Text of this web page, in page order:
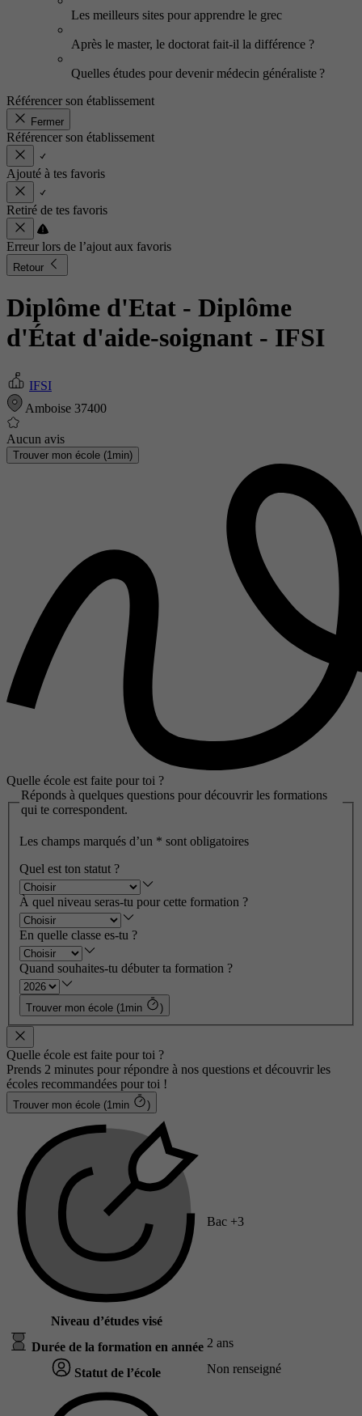
Les meilleurs sites pour apprendre le grec
Après le master, le doctorat fait-il la différence ?
Quelles études pour devenir médecin généraliste ?
Référencer son établissement
Fermer
Référencer son établissement
Ajouté à tes favoris
Retiré de tes favoris
Erreur lors de l’ajout aux favoris
Retour
Diplôme d'Etat - Diplôme
d'État d'aide-soignant - IFSI
IFSI
Amboise 37400
Aucun avis
Trouver mon école (1min)
Quelle école est faite pour toi ?
Réponds à quelques questions pour découvrir les formations
qui te correspondent.
Les champs marqués d’un * sont obligatoires
Quel est ton statut ?
À quel niveau seras-tu pour cette formation ?
En quelle classe es-tu ?
Quand souhaites-tu débuter ta formation ?
Trouver mon école (1min )
Quelle école est faite pour toi ?
Prends 2 minutes pour répondre à nos questions et découvrir les
écoles recommandées pour toi !
Trouver mon école (1min )
Niveau d’études visé
Bac +3
Durée de la formation en année 2 ans
Statut de l’école Non renseigné